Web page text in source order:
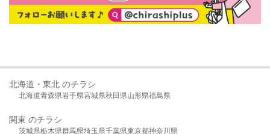
北海道・東北 のチラシ
北海道青森県岩手県宮城県秋田県山形県福島県
関東 のチラシ
茨城県栃木県群馬県埼玉県千葉県東京都神奈川県